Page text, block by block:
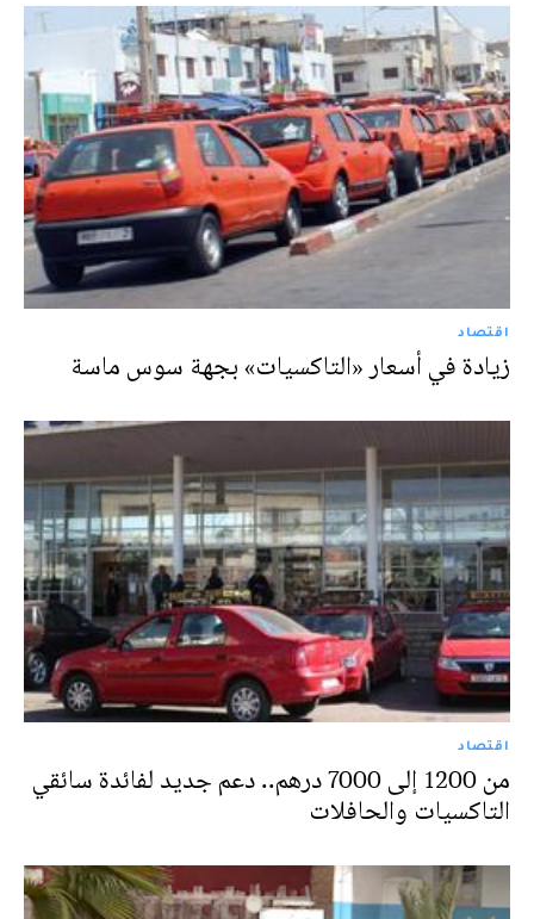
اقتصاد
زيادة في أسعار «التاكسيات» بجهة سوس ماسة
اقتصاد
من 1200 إلى 7000 درهم.. دعم جديد لفائدة سائقي
التاكسيات والحافلات